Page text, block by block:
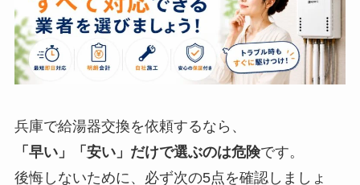
兵庫で給湯器交換を依頼するなら、
「早い」「安い」だけで選ぶのは危険です。
後悔しないために、必ず次の5点を確認しましょ